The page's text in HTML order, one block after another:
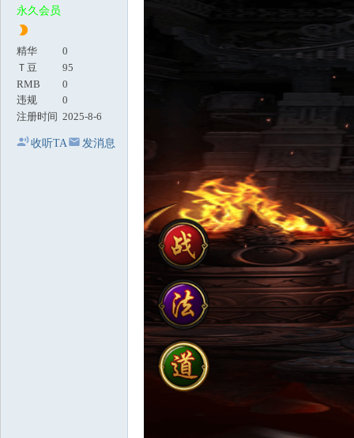
永久会员
精华
0
Ｔ豆
95
RMB
0
违规
0
注册时间 2025-8-6
收听TA 发消息